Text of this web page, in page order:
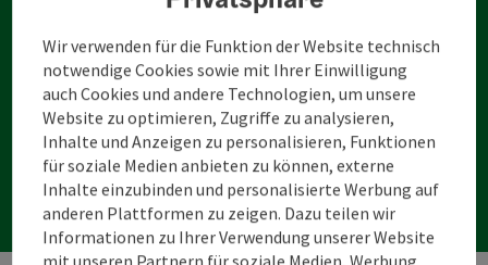
Weitere
Angelmöglichkeiten
Wir verwenden für die Funktion der Website technisch
notwendige Cookies sowie mit Ihrer Einwilligung
auch Cookies und andere Technologien, um unsere
Website zu optimieren, Zugriffe zu analysieren,
Inhalte und Anzeigen zu personalisieren, Funktionen
für soziale Medien anbieten zu können, externe
Inhalte einzubinden und personalisierte Werbung auf
anderen Plattformen zu zeigen. Dazu teilen wir
Informationen zu Ihrer Verwendung unserer Website
mit unseren Partnern für soziale Medien, Werbung